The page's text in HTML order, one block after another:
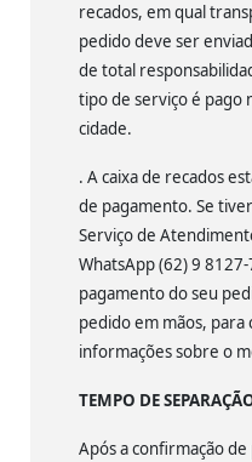
recados, em qual
pedido deve ser
de total
tipo de serviço é pago
cidade.
. A caixa de recados
de pagamento. Se
Serviço de
WhatsApp (62) 9
pagamento do seu
pedido em mãos, para
informações sobre o
TEMPO DE
Após a confirmação